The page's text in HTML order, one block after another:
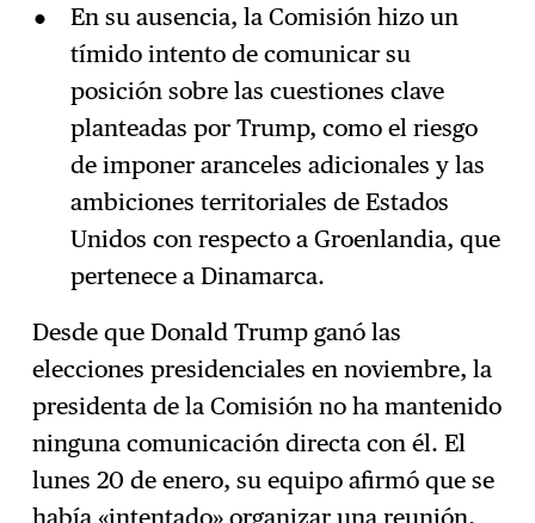
En su ausencia, la Comisión hizo un
tímido intento de comunicar su
posición sobre las cuestiones clave
planteadas por Trump, como el riesgo
de imponer aranceles adicionales y las
ambiciones territoriales de Estados
Unidos con respecto a Groenlandia, que
pertenece a Dinamarca.
Desde que Donald Trump ganó las
elecciones presidenciales en noviembre, la
presidenta de la Comisión no ha mantenido
ninguna comunicación directa con él. El
lunes 20 de enero, su equipo afirmó que se
había «intentado» organizar una reunión,